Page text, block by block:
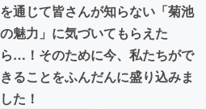
を通じて皆さんが知らない「菊池
の魅力」に気づいてもらえた
ら…！そのために今、私たちがで
きることをふんだんに盛り込みま
した！